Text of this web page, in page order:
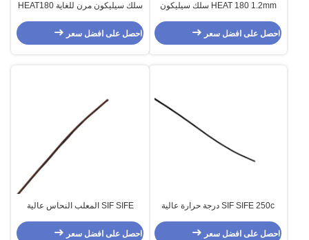
HEAT 180 1.2mm سلك سيليكون
احصل على افضل سعر
سلك سيليكون مرن للغاية HEAT180
احصل على افضل سعر
SIF SIFE 250c درجة حرارة عالية
احصل على افضل سعر
SIF SIFE المعلب النحاس عالية
24AWG PFA عزل ربط الأسلاك
احصل على افضل سعر